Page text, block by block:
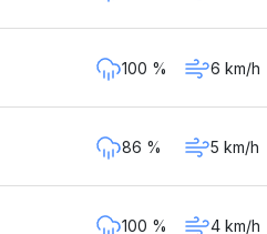
100 % 6 km/h
86 % 5 km/h
100 % 4 km/h